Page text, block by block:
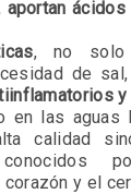
aportan
, no solo
de
en las aguas
calidad
y el